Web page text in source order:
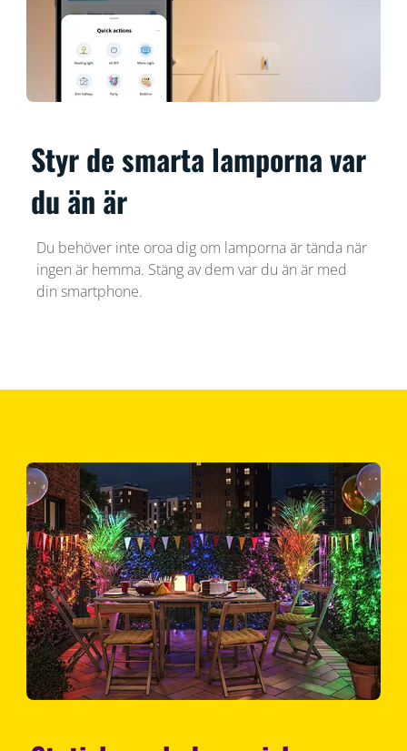
Styr de smarta lamporna var
du än är
Du behöver inte oroa dig om lamporna är tända när
ingen är hemma. Stäng av dem var du än är med
din smartphone.